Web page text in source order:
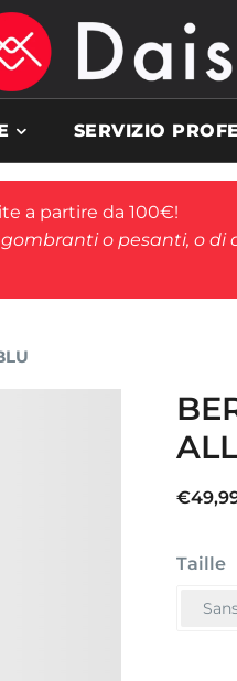
SERVIZIO
a partire da 100€!
o pesanti, o di
€
Taille